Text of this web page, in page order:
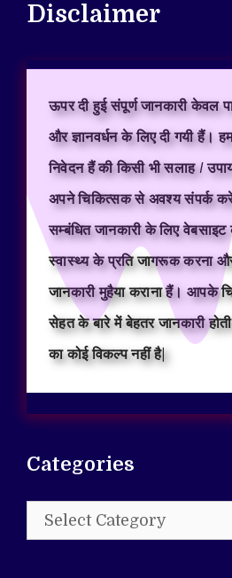
Disclaimer
ऊपर दी हुई संपूर्ण जानकारी केवल
और ज्ञानवर्धन के लिए दी गयी हैं।
निवेदन हैं की किसी भी सलाह /
अपने चिकित्सक से अवश्य संपर्क
सम्बंधित जानकारी के लिए
स्वास्थ्य के प्रति जागरूक करना
जानकारी मुहैया कराना हैं। आपके
सेहत के बारे में बेहतर जानकारी
का कोई विकल्प नहीं है|
Categories
Categories